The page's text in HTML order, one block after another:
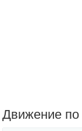
Движение